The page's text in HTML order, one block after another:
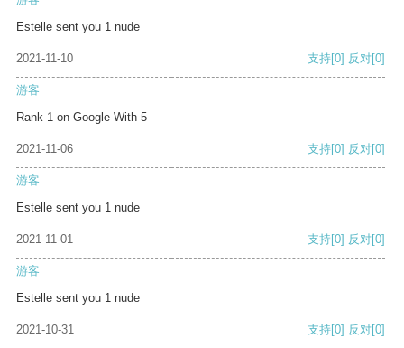
Estelle sent you 1 nude
2021-11-10 支持[0] 反对[0]
游客
Rank 1 on Google With 5
2021-11-06 支持[0] 反对[0]
游客
Estelle sent you 1 nude
2021-11-01 支持[0] 反对[0]
游客
Estelle sent you 1 nude
2021-10-31 支持[0] 反对[0]